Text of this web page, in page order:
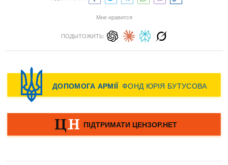
Мне нравится
ПОДЫТОЖИТЬ: